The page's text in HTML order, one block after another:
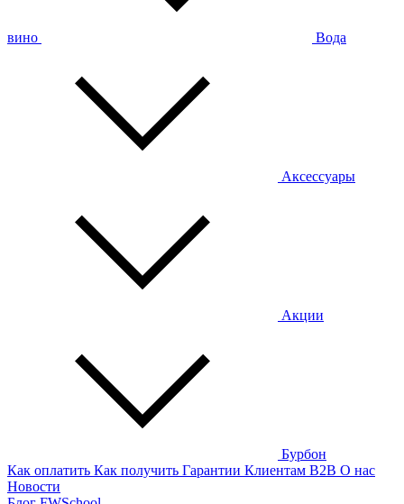
вино Вода
Аксессуары
Акции
Бурбон
Как оплатить Как получить Гарантии Клиентам B2B О нас
Новости